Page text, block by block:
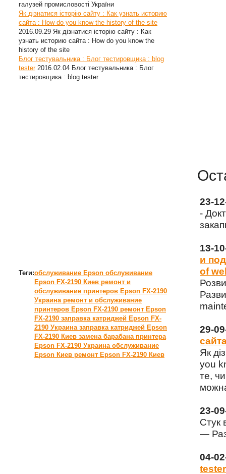
галузей промисловості України
Як дізнатися історію сайту : Как узнать историю
сайта : How do you know the history of the site
2016.09.29 Як дізнатися історію сайту : Как
узнать историю сайта : How do you know the
history of the site
Блог тестувальника : Блог тестировщика : blog
tester 2016.02.04 Блог тестувальника : Блог
тестировщика : blog tester
Теги:обслуживание Epson обслуживание
Epson FX-2190 Киев ремонт и
обслуживание принтеров Epson FX-2190
Украина ремонт и обслуживание
принтеров Epson FX-2190 ремонт Epson
FX-2190 заправка катриджей Epson FX-
2190 Украина заправка катриджей Epson
FX-2190 Киев замена барабана принтера
Epson FX-2190 Украина обслуживание
Epson Киев ремонт Epson FX-2190 Киев
23-
-
13-
и
of
29-
Як
you
те,
23-
Стук
—
04-
tester